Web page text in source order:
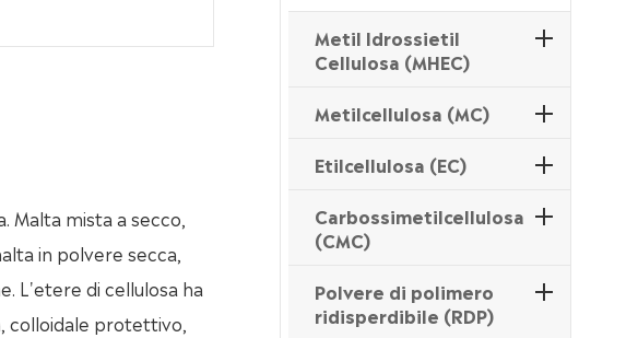
Malta mista a secco,
in polvere secca,
L'etere di cellulosa ha
colloidale protettivo,
Metil Idrossietil
Cellulosa (MHEC)
Metilcellulosa (MC)
Etilcellulosa (EC)
Carbossimetilcellulosa
(CMC)
Polvere di polimero
ridisperdibile (RDP)